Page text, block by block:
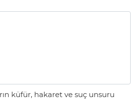
küfür, hakaret ve suç unsuru